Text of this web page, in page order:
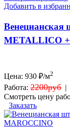
Добавить в
Венецианская
METALLICO
Цена: 930 ₽/м2
Работа: 2200руб |
Смотреть цену
Заказать